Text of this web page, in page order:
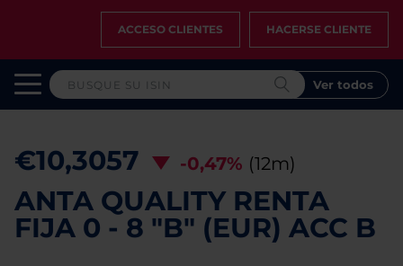
ACCESO CLIENTES HACERSE CLIENTE
Ver todos
€10,3057 -0,47% (12m)
ANTA QUALITY RENTA
FIJA 0 - 8 "B" (EUR) ACC B